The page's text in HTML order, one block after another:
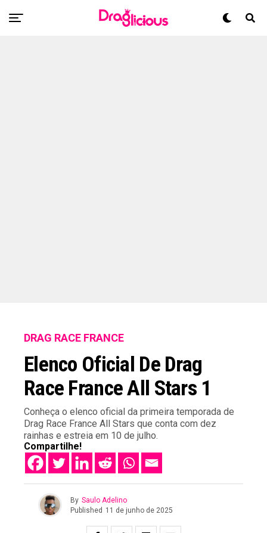
DRAG RACE FRANCE
Elenco Oficial De Drag
Race France All Stars 1
Conheça o elenco oficial da primeira temporada de
Drag Race France All Stars que conta com dez
rainhas e estreia em 10 de julho.
Compartilhe!
By Saulo Adelino
Published 11 de junho de 2025